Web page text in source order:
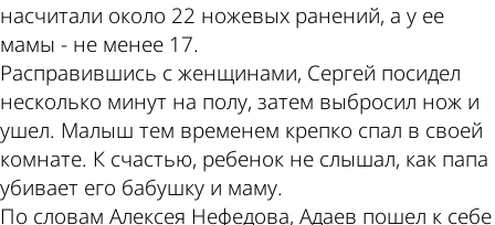
насчитали около 22 ножевых ранений, а у ее
мамы - не менее 17.
Расправившись с женщинами, Сергей посидел
несколько минут на полу, затем выбросил нож и
ушел. Малыш тем временем крепко спал в своей
комнате. К счастью, ребенок не слышал, как папа
убивает его бабушку и маму.
По словам Алексея Нефедова, Адаев пошел к себе